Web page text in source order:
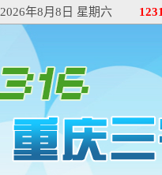
2026年8月8日 星期六